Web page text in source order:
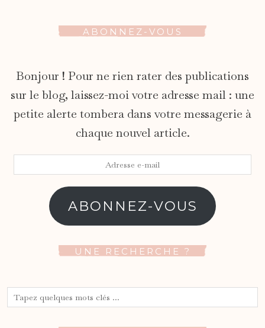
ABONNEZ-VOUS
Bonjour ! Pour ne rien rater des publications
sur le blog, laissez-moi votre adresse mail : une
petite alerte tombera dans votre messagerie à
chaque nouvel article.
ABONNEZ-VOUS
UNE RECHERCHE ?